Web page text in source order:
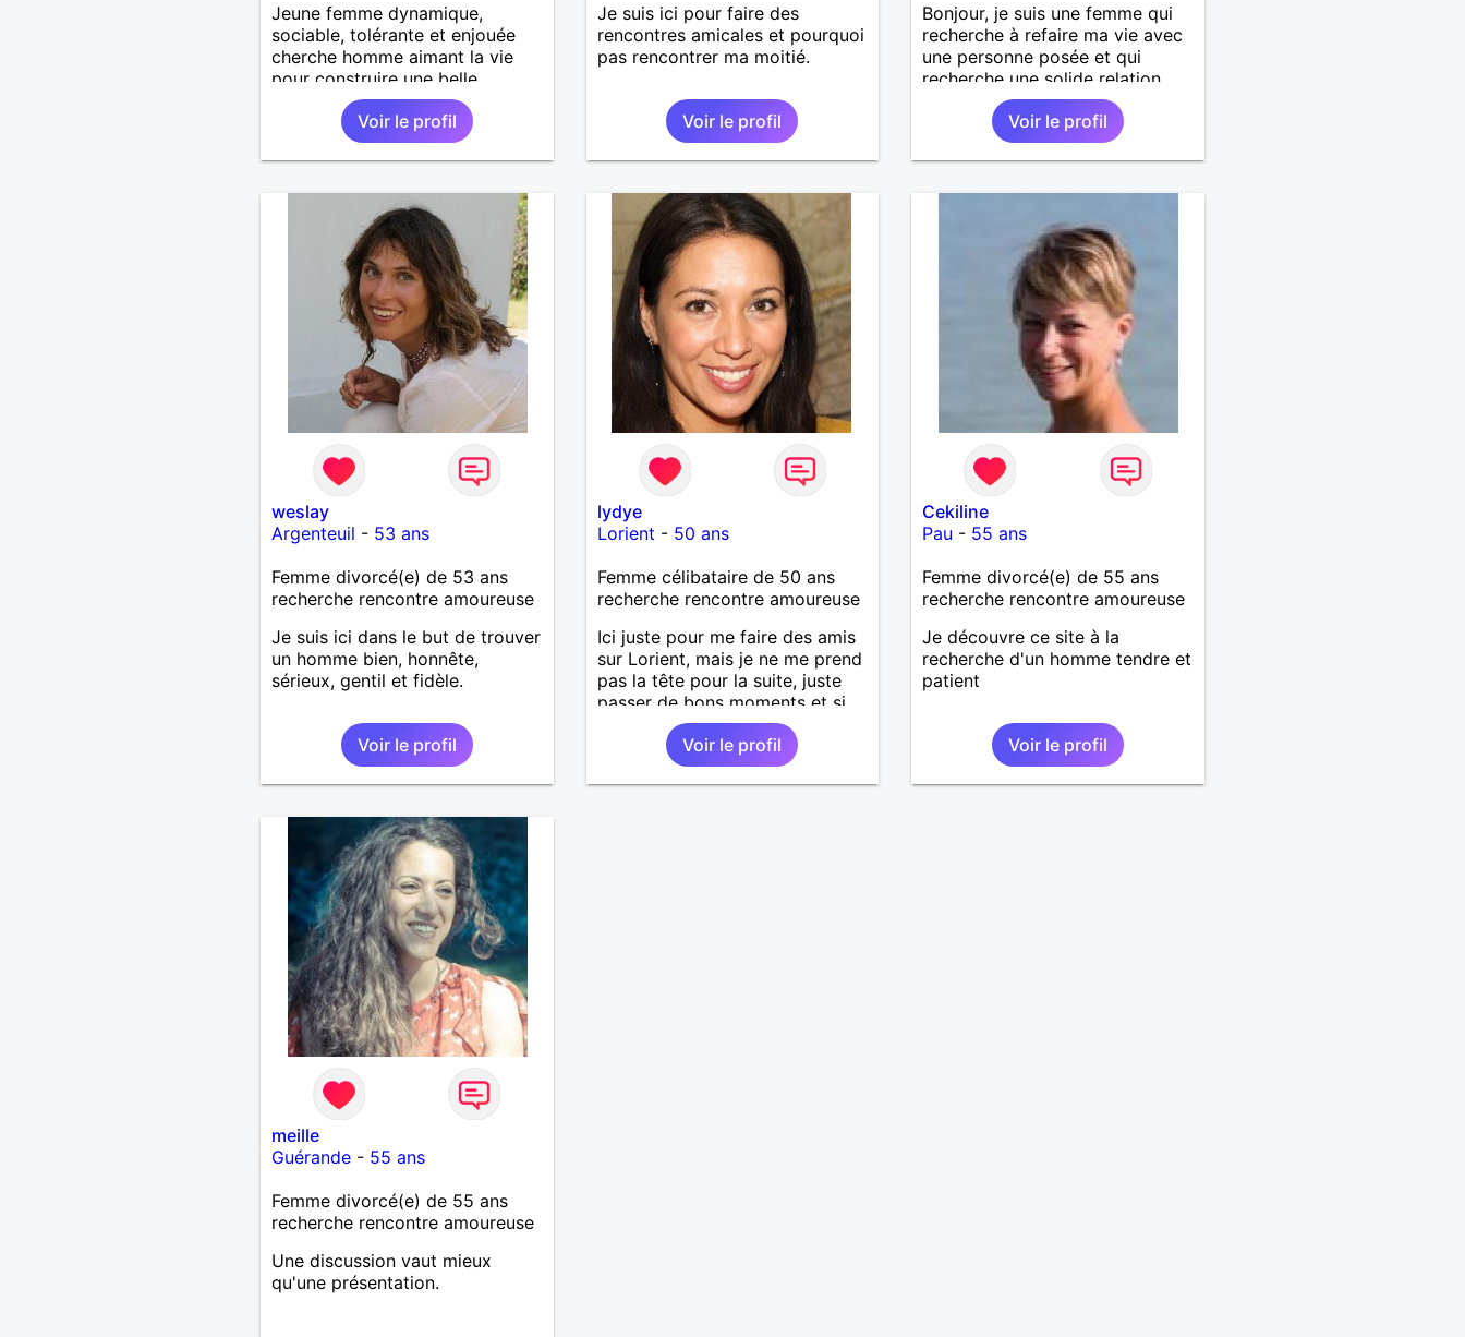
Jeune femme dynamique,
sociable, tolérante et enjouée
cherche homme aimant la vie
pour construire une belle
relation à deux.
Voir le profil
Je suis ici pour faire des
rencontres amicales et pourquoi
pas rencontrer ma moitié.
Voir le profil
Bonjour, je suis une femme qui
recherche à refaire ma vie avec
une personne posée et qui
recherche une solide relation.
Car je suis disponible pour une
nouvelle vie de couple dans
l’entente, la tendresse, l’amour,
l’harmonie la complicité. Le
Voir le profil
weslay
Argenteuil - 53 ans
Femme divorcé(e) de 53 ans
recherche rencontre amoureuse
Je suis ici dans le but de trouver
un homme bien, honnête,
sérieux, gentil et fidèle.
Voir le profil
lydye
Lorient - 50 ans
Femme célibataire de 50 ans
recherche rencontre amoureuse
Ici juste pour me faire des amis
sur Lorient, mais je ne me prend
pas la tête pour la suite, juste
passer de bons moments et si
affinité il y a, je reste ouverte à
tout puisque je suis célibataire
et disponible.
Voir le profil
Cekiline
Pau - 55 ans
Femme divorcé(e) de 55 ans
recherche rencontre amoureuse
Je découvre ce site à la
recherche d'un homme tendre et
patient
Voir le profil
meille
Guérande- 55 ans
Femme divorcé(e) de 55 ans
recherche rencontre amoureuse
Une discussion vaut mieux
qu'une présentation.